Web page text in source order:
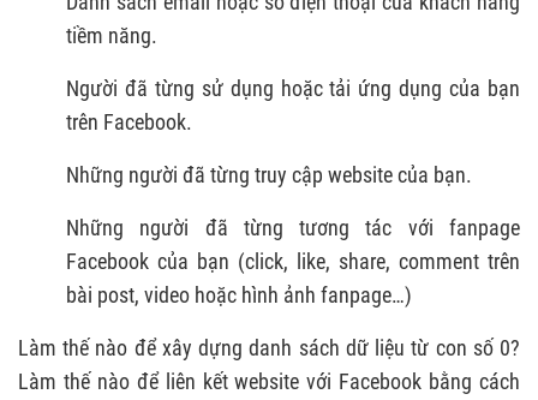
tiềm năng.
Người đã từng sử dụng hoặc tải ứng dụng của bạn
trên Facebook.
Những người đã từng truy cập website của bạn.
Những người đã từng tương tác với fanpage
Facebook của bạn (click, like, share, comment trên
bài post, video hoặc hình ảnh fanpage…)
Làm thế nào để xây dựng danh sách dữ liệu từ con số 0?
Làm thế nào để liên kết website với Facebook bằng cách